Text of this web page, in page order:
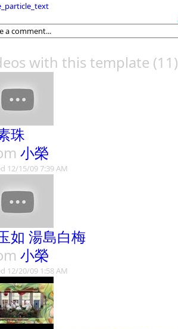
with this template (11)
珠
小榮
12/15/09 7:39 AM
如 湯島白梅
小榮
12/20/09 1:58 AM